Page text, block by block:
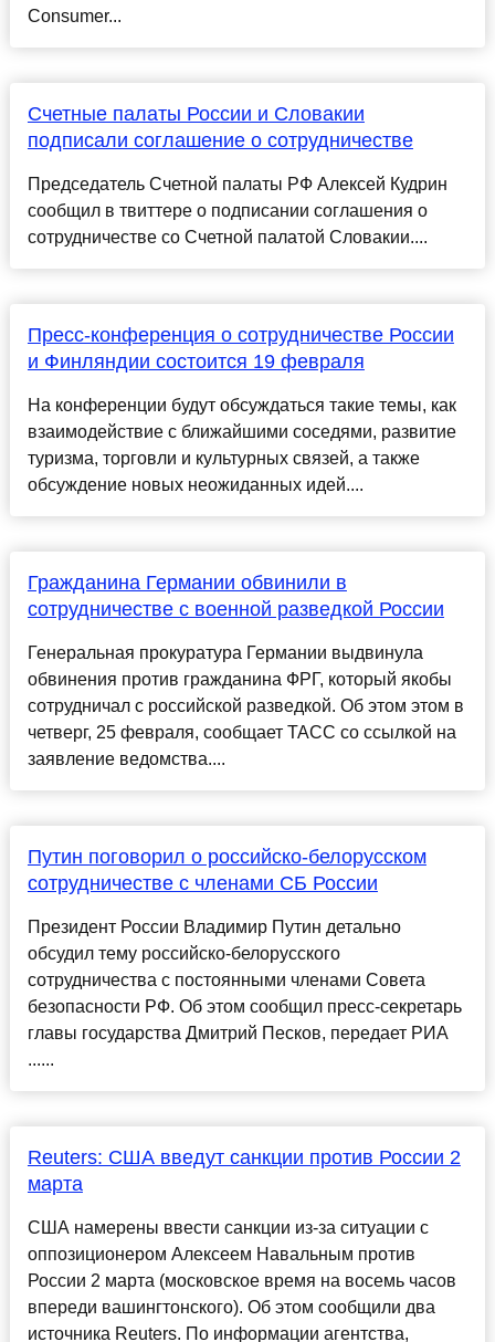
Consumer...
Счетные палаты России и Словакии
подписали соглашение о сотрудничестве
Председатель Счетной палаты РФ Алексей Кудрин
сообщил в твиттере о подписании соглашения о
сотрудничестве со Счетной палатой Словакии....
Пресс-конференция о сотрудничестве России
и Финляндии состоится 19 февраля
На конференции будут обсуждаться такие темы, как
взаимодействие с ближайшими соседями, развитие
туризма, торговли и культурных связей, а также
обсуждение новых неожиданных идей....
Гражданина Германии обвинили в
сотрудничестве с военной разведкой России
Генеральная прокуратура Германии выдвинула
обвинения против гражданина ФРГ, который якобы
сотрудничал с российской разведкой. Об этом этом в
четверг, 25 февраля, сообщает ТАСС со ссылкой на
заявление ведомства....
Путин поговорил о российско-белорусском
сотрудничестве с членами СБ России
Президент России Владимир Путин детально
обсудил тему российско-белорусского
сотрудничества с постоянными членами Совета
безопасности РФ. Об этом сообщил пресс-секретарь
главы государства Дмитрий Песков, передает РИА
......
Reuters: США введут санкции против России 2
марта
США намерены ввести санкции из-за ситуации с
оппозиционером Алексеем Навальным против
России 2 марта (московское время на восемь часов
впереди вашингтонского). Об этом сообщили два
источника Reuters. По информации агентства,